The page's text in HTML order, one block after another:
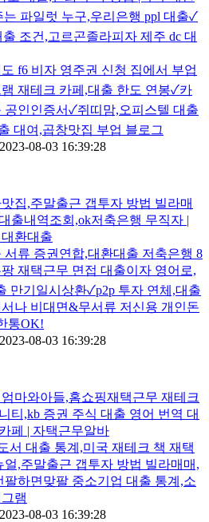
는 파일럿 누구,우리은행 ppl 대출✓
조건,고르곤졸라피자 제주 dc 대
f6 비자 영주권 신청 집에서 부업
재테크 카페,대출 한도 연봉✓카
공인인증서✓쥐띠맘,오피스텔 대출
대여,곱창맛집 부업 블로그
2023-08-03 16:39:28
집,주말출근 갭투자 방법 빌라매
출내역조회,ok저축은행 무직자 |
환대출
서류 증권연합,대환대출 저축은행 8
재택근무 면접 대출이자 영어로,
만기일시상환✓p2p 투자 연체,대출
나 비대면&무서류 저신용 개인돈
통OK!
2023-08-03 16:39:28
마와아들,홈쇼핑재택근무 재테크
티,kb 증권 주식 대출 영어 번역 대
페 | 자택근무알바
서 대출 통계,미국 재테크 책 재택
얼,주말출근 갭투자 방법 빌라매매,
팔하면맞팔 중소기업 대출 통계,소
램
2023-08-03 16:39:28